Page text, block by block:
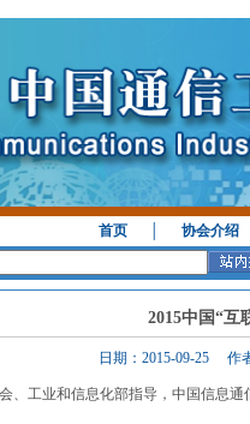
首页│ 协会介绍
2015中国“互
日期：2015-09-25 作
工业和信息化部指导，中国信息通